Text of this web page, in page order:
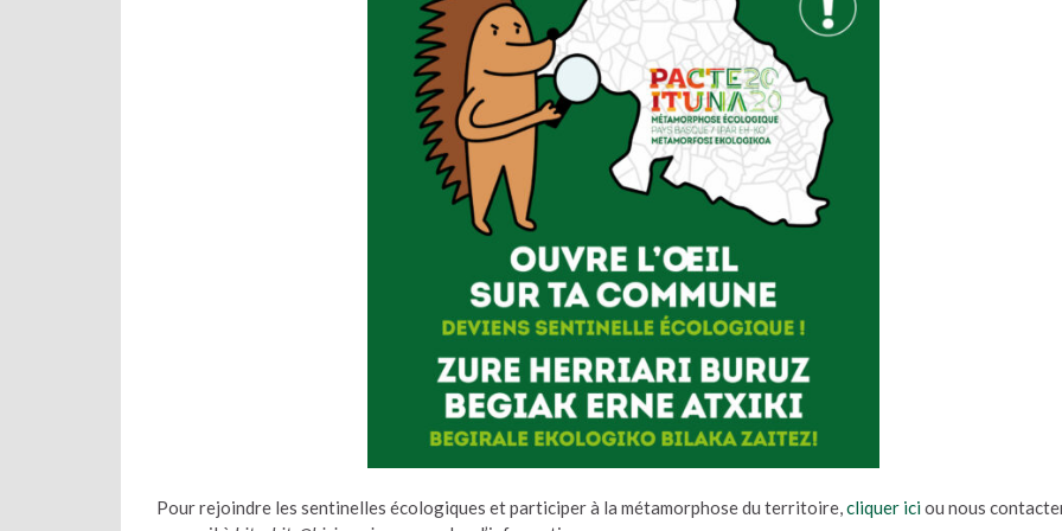
Pour rejoindre les sentinelles écologiques et participer à la métamorphose du territoire,cliquer iciou nous